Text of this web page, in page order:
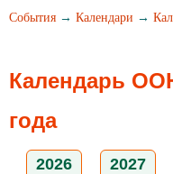
События → Календари →
Календарь
года
2026 2027